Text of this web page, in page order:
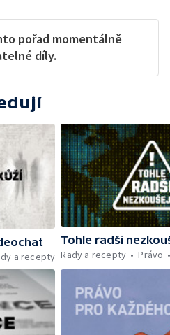
pořad momentálně
díly.
a recepty
Tohle radši
Rady a recepty
Právo